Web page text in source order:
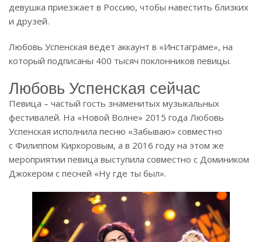
девушка приезжает в Россию, чтобы навестить близких
и друзей.
Любовь Успенская ведет аккаунт в «Инстаграме», на
который подписаны 400 тысяч поклонников певицы.
Любовь Успенская сейчас
Певица – частый гость знаменитых музыкальных
фестивалей. На «Новой Волне» 2015 года Любовь
Успенская исполнила песню «Забываю» совместно
с Филиппом Киркоровым, а в 2016 году на этом же
мероприятии певица выступила совместно с Домиником
Джокером с песней «Ну где ты был».